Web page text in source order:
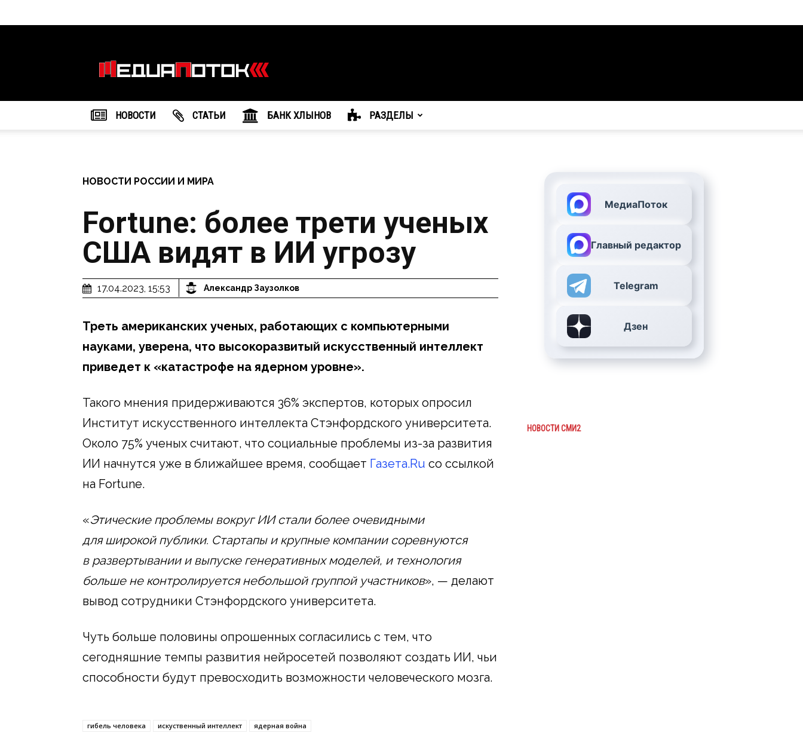
агентство
"МедиаПоток"
НОВОСТИ CТАТЬИ БАНК ХЛЫНОВ РАЗДЕЛЫ
НОВОСТИ РОССИИ И МИРА
Fortune: более трети ученых
США видят в ИИ угрозу
17.04.2023, 15:53 Александр Заузолков
Треть американских ученых, работающих с компьютерными
науками, уверена, что высокоразвитый искусственный интеллект
приведет к «катастрофе на ядерном уровне».
Такого мнения придерживаются 36% экспертов, которых опросил
Институт искусственного интеллекта Стэнфордского университета.
Около 75% ученых считают, что социальные проблемы из-за развития
ИИ начнутся уже в ближайшее время, сообщает Газета.Ru со ссылкой
на Fortune.
«Этические проблемы вокруг ИИ стали более очевидными
для широкой публики. Стартапы и крупные компании соревнуются
в развертывании и выпуске генеративных моделей, и технология
больше не контролируется небольшой группой участников», — делают
вывод сотрудники Стэнфордского университета.
Чуть больше половины опрошенных согласились с тем, что
сегодняшние темпы развития нейросетей позволяют создать ИИ, чьи
способности будут превосходить возможности человеческого мозга.
гибель человека искуственный интеллект ядерная война
МедиаПоток
Главный редактор
Telegram
Дзен
НОВОСТИ СМИ2